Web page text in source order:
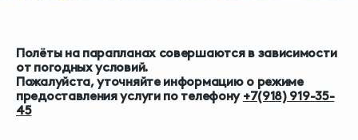
Полёты на парапланах совершаются в зависимости
от погодных условий.
Пожалуйста, уточняйте информацию о режиме
предоставления услуги по телефону +7(918) 919-35-
45